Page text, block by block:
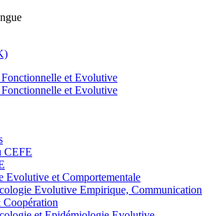
CEFE
Evolutive et Comportementale
Evolutive Empirique, Communication
Coopération